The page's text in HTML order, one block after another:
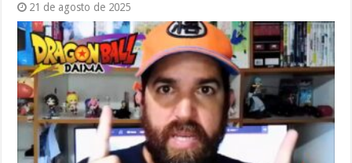
21 de agosto de 2025